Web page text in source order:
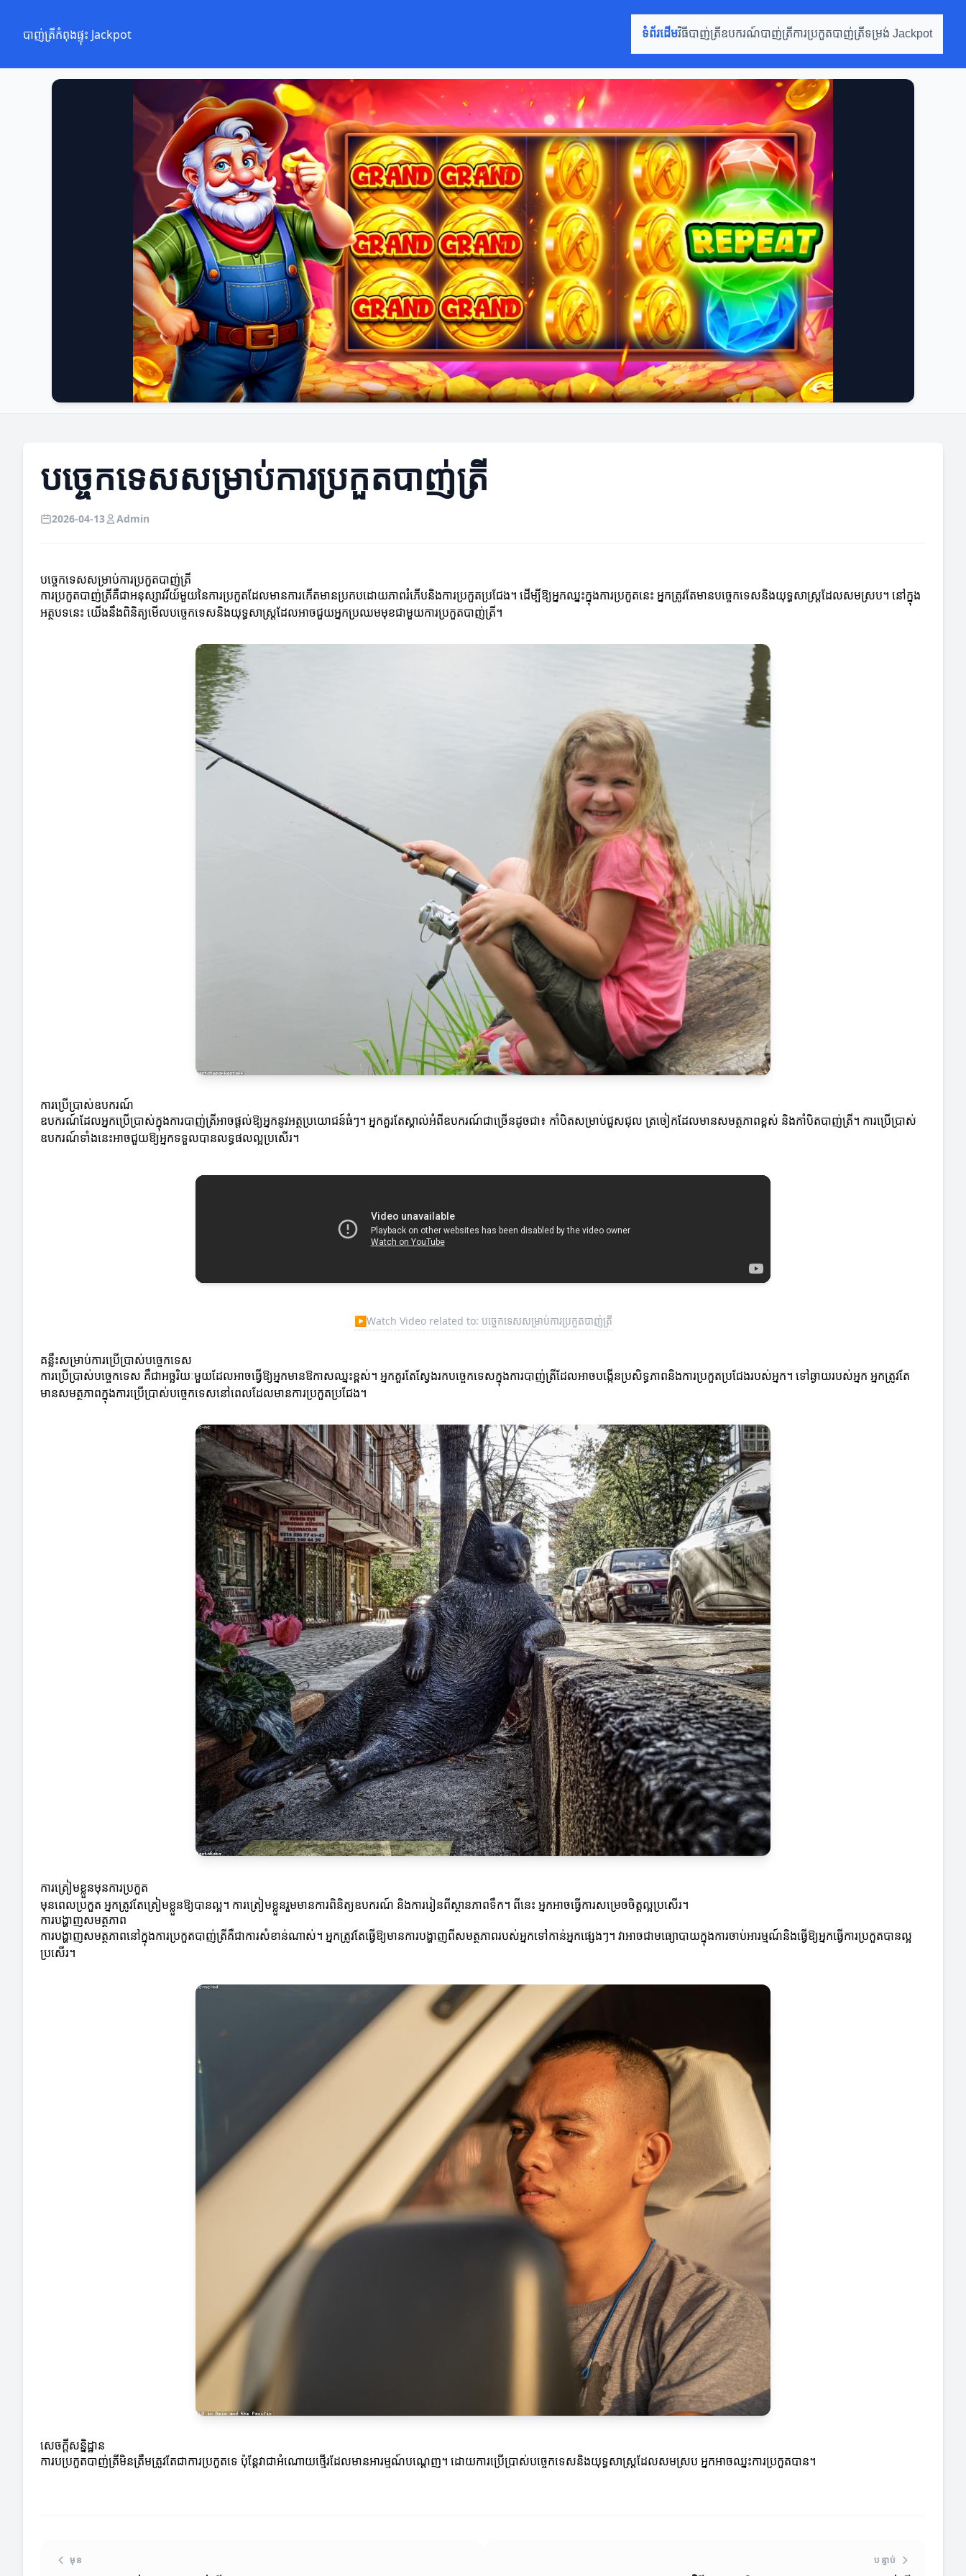
បាញ់ត្រីកំពុងផ្ទុះ Jackpot ទំព័រដើមវិធីបាញ់ត្រីឧបករណ៍បាញ់ត្រីការប្រកួតបាញ់ត្រីទម្រង់ Jackpot
បច្ចេកទេសសម្រាប់ការប្រកួតបាញ់ត្រី
2026-04-13 Admin
បច្ចេកទេសសម្រាប់ការប្រកួតបាញ់ត្រី
ការប្រកួតបាញ់ត្រីគឺជាអនុស្សាវរីយ៍មួយនៃការប្រកួតដែលមានការកើតមានប្រកបដោយភាពរំភើបនិងការប្រកួតប្រជែង។ ដើម្បីឱ្យអ្នកឈ្នះក្នុងការប្រកួតនេះ អ្នកត្រូវតែមានបច្ចេកទេសនិងយុទ្ធសាស្ត្រ​ដែលសមស្រប។ នៅក្នុង
អត្ថបទនេះ យើងនឹងពិនិត្យមើលបច្ចេកទេសនិងយុទ្ធសាស្ត្រដែលអាចជួយអ្នកប្រឈមមុខជាមួយការប្រកួតបាញ់ត្រី។
ការប្រើប្រាស់ឧបករណ៍
ឧបករណ៍ដែលអ្នកប្រើប្រាស់ក្នុងការបាញ់ត្រីអាចផ្តល់ឱ្យអ្នកនូវអត្ថប្រយោជន៍ធំៗ។ អ្នកគួរតែស្គាល់អំពីឧបករណ៍ជាច្រើនដូចជា៖ កាំបិតសម្រាប់ជួសជុល ត្រចៀកដែលមានសមត្ថភាពខ្ពស់ និងកាំបិតបាញ់ត្រី។ ការប្រើប្រាស់
ឧបករណ៍ទាំងនេះអាចជួយឱ្យអ្នកទទួលបានលទ្ធផលល្អប្រសើរ។
▶Watch Video related to: បច្ចេកទេសសម្រាប់ការប្រកួតបាញ់ត្រី
គន្លឹះសម្រាប់ការប្រើប្រាស់បច្ចេកទេស
ការប្រើប្រាស់បច្ចេកទេស គឺជាអច្ឆរិយៈមួយដែលអាចធ្វើឱ្យអ្នកមានឱកាសឈ្នះខ្ពស់។ អ្នកគួរតែស្វែងរកបច្ចេកទេសក្នុងការបាញ់ត្រីដែលអាចបង្កើនប្រសិទ្ធភាពនិងការប្រកួតប្រជែងរបស់អ្នក។ ទៅឆ្ងាយរបស់អ្នក អ្នកត្រូវតែ
មានសមត្ថភាពក្នុងការប្រើប្រាស់បច្ចេកទេសនៅពេលដែលមានការប្រកួតប្រជែង។
ការត្រៀមខ្លួនមុនការប្រកួត
មុនពេលប្រកួត អ្នកត្រូវតែត្រៀមខ្លួនឱ្យបានល្អ។ ការត្រៀមខ្លួនរួមមានការពិនិត្យឧបករណ៍ និងការរៀនពីស្ថានភាពទឹក។ ពីនេះ អ្នកអាចធ្វើការសម្រេចចិត្តល្អប្រសើរ។
ការបង្ហាញសមត្ថភាព
ការបង្ហាញសមត្ថភាពនៅក្នុងការប្រកួតបាញ់ត្រីគឺជាការសំខាន់ណាស់។ អ្នកត្រូវតែធ្វើឱ្យមានការបង្ហាញពីសមត្ថភាពរបស់អ្នកទៅកាន់អ្នកផ្សេងៗ។ វាអាចជាមធ្យោបាយក្នុងការចាប់អារម្មណ៍និងធ្វើឱ្យអ្នកធ្វើការប្រកួតបានល្អ
ប្រសើរ។
សេចក្តីសន្និដ្ឋាន
ការបប្រកួតបាញ់ត្រីមិនត្រឹមត្រូវតែជាការប្រកួតទេ ប៉ុន្តែវាជាអំណោយថ្មើរដែលមានអារម្មណ៍បណ្តេញ។ ដោយការប្រើប្រាស់បច្ចេកទេសនិងយុទ្ធសាស្ត្រដែលសមស្រប អ្នកអាចឈ្នះការប្រកួតបាន។
មុន បន្ទាប់